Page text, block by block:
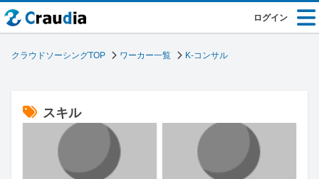
ログイン
クラウドソーシングTOP ワーカー一覧 K-コンサル
スキル